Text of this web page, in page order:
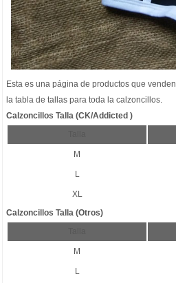
Esta es una página de productos que venden
la tabla de tallas para toda la calzoncillos.
Calzoncillos Talla (CK/Addicted )
M
L
XL
Calzoncillos Talla (Otros)
M
L